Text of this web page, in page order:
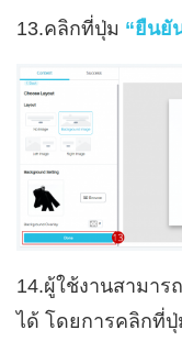
13.คลิกที่ปุ่ม “ยืนยั
14.ผู้ใช้งานสามาร
ได้ โดยการคลิกที่ปุ่